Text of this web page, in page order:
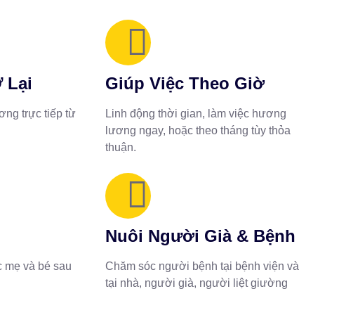
Lại
trực tiếp từ
Giúp Việc Theo Giờ
Linh động thời gian, làm việc hương
lương ngay, hoặc theo tháng tùy thỏa
thuận.
mẹ và bé sau
Nuôi Người Già & Bệnh
Chăm sóc người bệnh tại bệnh viện và
tại nhà, người già, người liệt giường